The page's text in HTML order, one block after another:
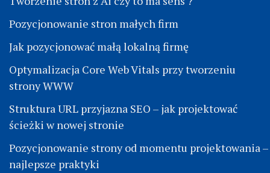
Pozycjonowanie stron małych firm
Jak pozycjonować małą lokalną firmę
Optymalizacja Core Web Vitals przy tworzeniu
strony WWW
Struktura URL przyjazna SEO – jak projektować
ścieżki w nowej stronie
Pozycjonowanie strony od momentu projektowania –
najlepsze praktyki